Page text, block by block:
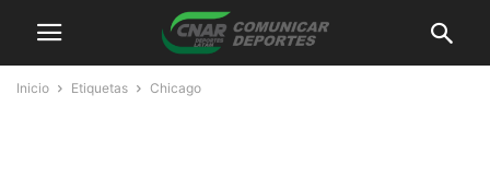
Inicio Etiquetas Chicago